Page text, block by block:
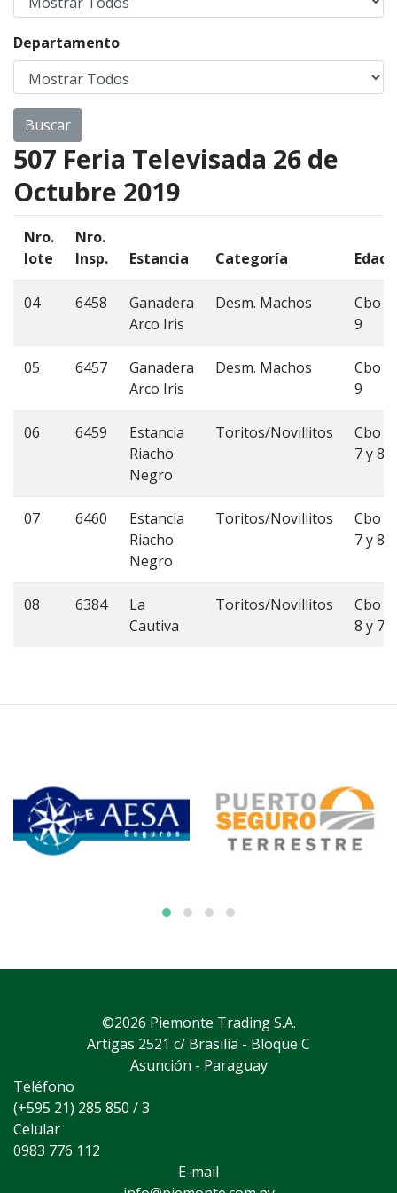
Departamento
507 Feria Televisada 26 de
Octubre 2019
Nro.
lote
Nro.
Insp.
Estancia Categoría Edad
04 6458
Ganadera
Arco Iris
Desm. Machos
Cbo
9
05 6457
Ganadera
Arco Iris
Desm. Machos
Cbo
9
06 6459
Estancia
Riacho
Negro
Toritos/Novillitos
Cbo
7 y 8
07 6460
Estancia
Riacho
Negro
Toritos/Novillitos
Cbo
7 y 8
08 6384
La
Cautiva
Toritos/Novillitos
Cbo
8 y 7
©2026 Piemonte Trading S.A.
Artigas 2521 c/ Brasilia - Bloque C
Asunción - Paraguay
Teléfono
(+595 21) 285 850 / 3
Celular
0983 776 112
E-mail